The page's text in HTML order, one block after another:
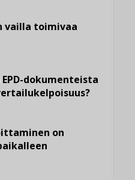
vailla toimivaa
dokumenteista
on